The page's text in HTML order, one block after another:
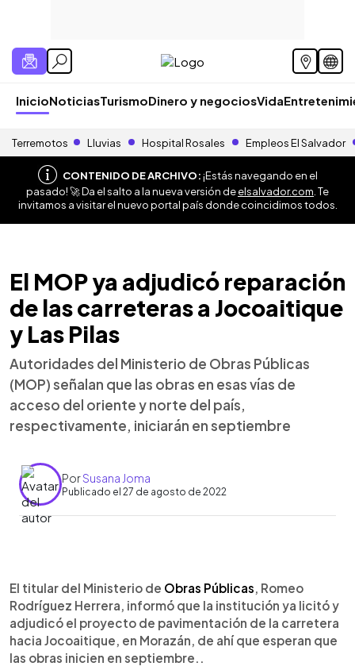
InicioNoticiasTurismoDinero y negociosVida
Terremotos Lluvias Hospital Rosales Empleos El Salvador
CONTENIDO DE ARCHIVO:¡Estás navegando en el
pasado! 🚀 Da el salto a la nueva versión deelsalvador.com . Te
invitamos a visitar el nuevo portal país donde coincidimos todos.
El MOP ya adjudicó reparación
de las carreteras a Jocoaitique
y Las Pilas
Autoridades del Ministerio de Obras Públicas
(MOP) señalan que las obras en esas vías de
acceso del oriente y norte del país,
respectivamente, iniciarán en septiembre
PorSusana Joma
Publicado el 27 de agosto de 2022
Escuchar artículo
El titular del Ministerio de Obras Públicas, Romeo
Rodríguez Herrera, informó que la institución ya licitó y
adjudicó el proyecto de pavimentación de la carretera
hacia Jocoaitique, en Morazán, de ahí que esperan que
las obras inicien en septiembre..